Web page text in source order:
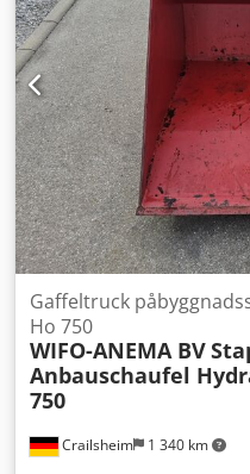
Crailsheim 1 340 km
Gaffeltruck
Ho 750
WIFO-ANEMA BV
Anbauschaufel
750